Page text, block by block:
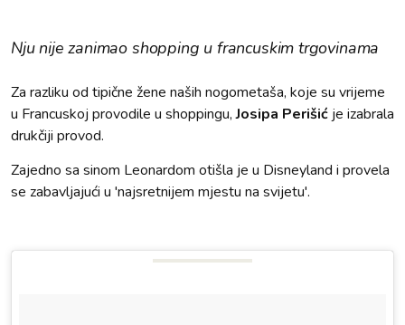
Nju nije zanimao shopping u francuskim trgovinama
Za razliku od tipične žene naših nogometaša, koje su vrijeme
u Francuskoj provodile u shoppingu,Josipa Perišić je izabrala
drukčiji provod.
Zajedno sa sinom Leonardom otišla je u Disneyland i provela
se zabavljajući u 'najsretnijem mjestu na svijetu'.